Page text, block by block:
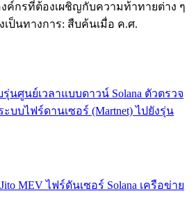
ค์กรที่ต้องเผชิญกับความท้าทายต่าง ๆ
งเป็นทางการ: สืบค้นเมื่อ ค.ศ.
นศูนย์เวลาแบบดาวน์ Solana ตัวตรวจ
บบไฟร์ดานเซอร์ (Martnet) ไปยังรุ่น
MEV ไฟร์ดันเซอร์ Solana เครือข่าย